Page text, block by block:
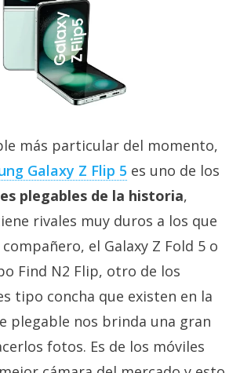
más particular del momento,
Galaxy Z Flip 5 es uno de los
plegables de la historia,
rivales muy duros a los que
el Galaxy Z Fold 5 o
Find N2 Flip, otro de los
tipo concha que existen en la
plegable nos brinda una gran
fotos. Es de los móviles